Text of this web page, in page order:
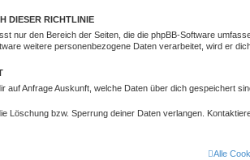
DIESER RICHTLINIE
nur den Bereich der Seiten, die die phpBB-Software
weitere personenbezogene Daten verarbeitet, wird er
auf Anfrage Auskunft, welche Daten über dich gespeichert
Löschung bzw. Sperrung deiner Daten verlangen.
Alle